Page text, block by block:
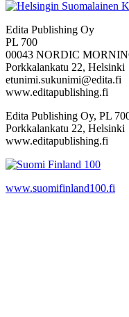
Edita Publishing Oy
PL 700
00043 NORDIC
Porkkalankatu 22, Helsinki
etunimi.sukunimi@edita.fi
www.editapublishing.fi
Edita Publishing Oy, PL
Porkkalankatu 22, Helsinki
www.editapublishing.fi
www.suomifinland100.fi